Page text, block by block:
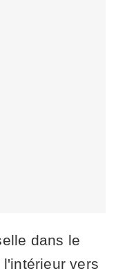
dans le
vers